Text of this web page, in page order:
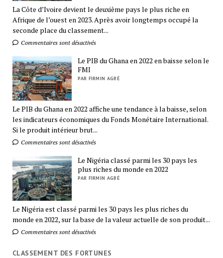
La Côte d’Ivoire devient le deuxième pays le plus riche en
Afrique de l’ouest en 2023. Après avoir longtemps occupé la
seconde place du classement...
Commentaires sont désactivés
Le PIB du Ghana en 2022 en baisse selon le
FMI
PAR FIRMIN AGBÉ
Le PIB du Ghana en 2022 affiche une tendance à la baisse, selon
les indicateurs économiques du Fonds Monétaire International.
Si le produit intérieur brut...
Commentaires sont désactivés
Le Nigéria classé parmi les 30 pays les
plus riches du monde en 2022
PAR FIRMIN AGBÉ
Le Nigéria est classé parmi les 30 pays les plus riches du
monde en 2022, sur la base de la valeur actuelle de son produit...
Commentaires sont désactivés
CLASSEMENT DES FORTUNES